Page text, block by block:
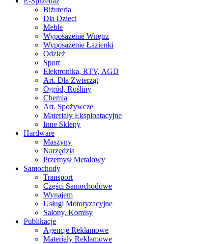
Biżuteria
Dla Dzieci
Meble
Wyposażenie Wnętrz
Wyposażenie Łazienki
Odzież
Sport
Elektronika, RTV, AGD
Art. Dla Zwierząt
Ogród, Rośliny
Chemia
Art. Spożywcze
Materiały Eksploatacyjne
Inne Sklepy
Hardware
Maszyny
Narzędzia
Przemysł Metalowy
Samochody
Transport
Części Samochodowe
Wynajem
Usługi Motoryzacyjne
Salony, Komisy
Publikacje
Agencje Reklamowe
Materiały Reklamowe